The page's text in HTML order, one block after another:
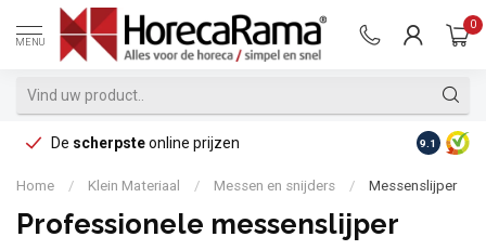
MENU
0
De scherpsteonline prijzen Op
9.1
Home / Klein Materiaal / Messen en snijders / Messenslijper
Professionele messenslijper